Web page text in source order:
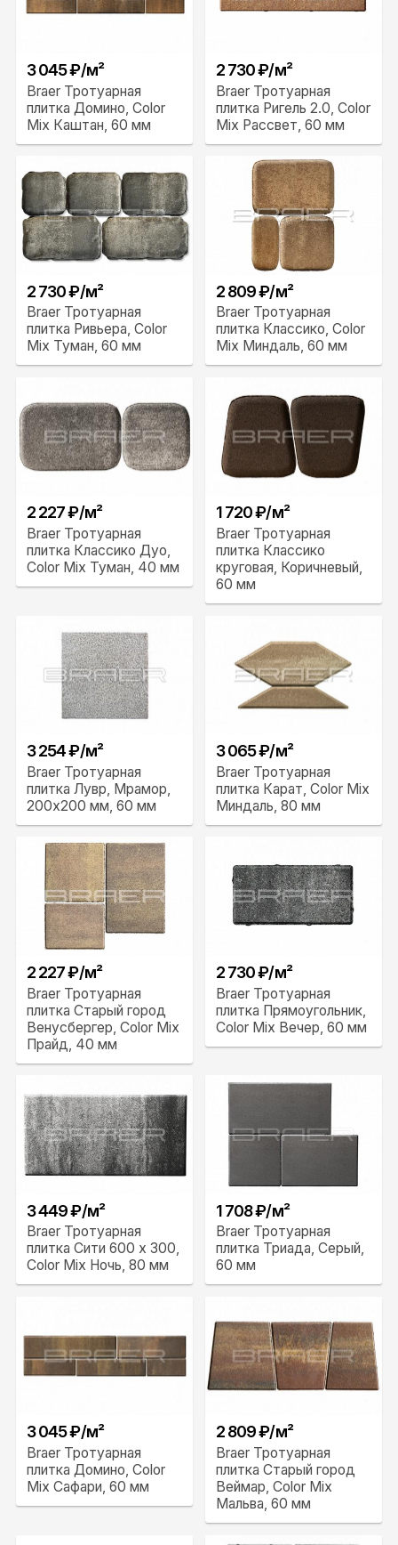
3 045 ₽/м²
Braer Тротуарная
плитка Домино, Color
Mix Каштан, 60 мм
2 730 ₽/м²
Braer Тротуарная
плитка Ригель 2.0, Color
Mix Рассвет, 60 мм
2 730 ₽/м²
Braer Тротуарная
плитка Ривьера, Color
Mix Туман, 60 мм
2 809 ₽/м²
Braer Тротуарная
плитка Классико, Color
Mix Миндаль, 60 мм
2 227 ₽/м²
Braer Тротуарная
плитка Классико Дуо,
Color Mix Туман, 40 мм
1 720 ₽/м²
Braer Тротуарная
плитка Классико
круговая, Коричневый,
60 мм
3 254 ₽/м²
Braer Тротуарная
плитка Лувр, Мрамор,
200х200 мм, 60 мм
3 065 ₽/м²
Braer Тротуарная
плитка Карат, Color Mix
Миндаль, 80 мм
2 227 ₽/м²
Braer Тротуарная
плитка Старый город
Венусбергер, Color Mix
Прайд, 40 мм
2 730 ₽/м²
Braer Тротуарная
плитка Прямоугольник,
Color Mix Вечер, 60 мм
3 449 ₽/м²
Braer Тротуарная
плитка Сити 600 х 300,
Color Mix Ночь, 80 мм
1 708 ₽/м²
Braer Тротуарная
плитка Триада, Серый,
60 мм
3 045 ₽/м²
Braer Тротуарная
плитка Домино, Color
Mix Сафари, 60 мм
2 809 ₽/м²
Braer Тротуарная
плитка Старый город
Веймар, Color Mix
Мальва, 60 мм